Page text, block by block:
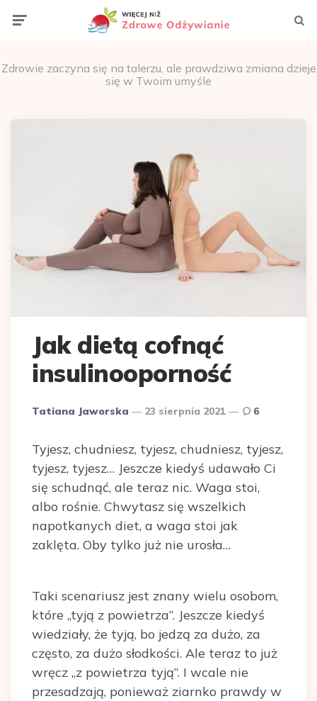
Zdrowie zaczyna się na talerzu, ale prawdziwa zmiana dzieje
się w Twoim umyśle
Jak dietą cofnąć
insulinooporność
Dodane
Tatiana Jaworska 23 sierpnia 2021 6
Tyjesz, chudniesz, tyjesz, chudniesz, tyjesz,
tyjesz, tyjesz… Jeszcze kiedyś udawało Ci
się schudnąć, ale teraz nic. Waga stoi,
albo rośnie. Chwytasz się wszelkich
napotkanych diet, a waga stoi jak
zaklęta. Oby tylko już nie urosła…
Taki scenariusz jest znany wielu osobom,
które „tyją z powietrza”. Jeszcze kiedyś
wiedziały, że tyją, bo jedzą za dużo, za
często, za dużo słodkości. Ale teraz to już
wręcz „z powietrza tyją”. I wcale nie
przesadzają, ponieważ ziarnko prawdy w